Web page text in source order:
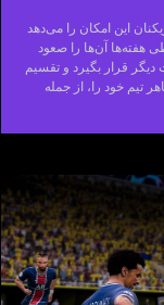
این امکان را می‌دهد
طی هفته‌ها آن‌ها را صعود
دیگر قرار بگیرد و تقسیم
تیم خود را، از جمله